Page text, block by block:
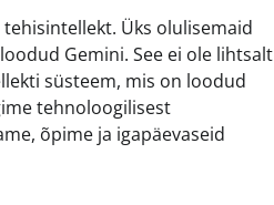
Üks olulisemaid
Gemini. See ei ole lihtsalt
süsteem, mis on loodud
tehnoloogilisest
õpime ja igapäevaseid